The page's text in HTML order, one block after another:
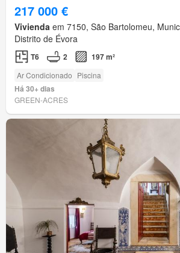
217 000 €
Vivienda em 7150, São Bartolomeu,
Distrito de Évora
T6 2 197 m²
Ar Condicionado Piscina
Há 30+ dias
GREEN-ACRES